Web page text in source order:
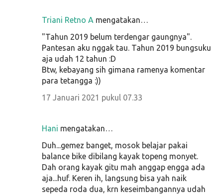
Triani Retno A mengatakan…
"Tahun 2019 belum terdengar gaungnya".
Pantesan aku nggak tau. Tahun 2019 bungsuku
aja udah 12 tahun :D
Btw, kebayang sih gimana ramenya komentar
para tetangga :))
17 Januari 2021 pukul 07.33
Hani mengatakan…
Duh...gemez banget, mosok belajar pakai
balance bike dibilang kayak topeng monyet.
Dah orang kayak gitu mah anggap engga ada
aja...huf. Keren ih, langsung bisa yah naik
sepeda roda dua, krn keseimbangannya udah